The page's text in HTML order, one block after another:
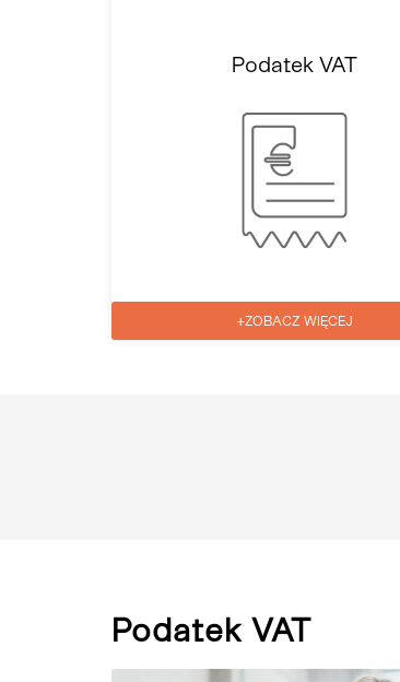
Podatek VAT
+ZOBACZ WIĘCEJ
Podatek VAT